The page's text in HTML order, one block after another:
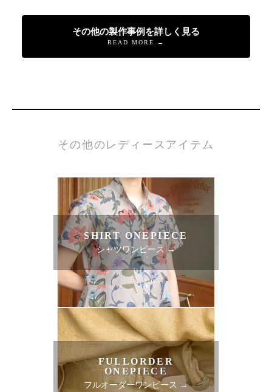
その他の製作事例を詳しく見る
READ MORE →
その他のレディースアイテム
SHIRT ONEPIECE
シャツワンピース →
FULLORDER
ONEPIECE
フルオーダーワンピース →